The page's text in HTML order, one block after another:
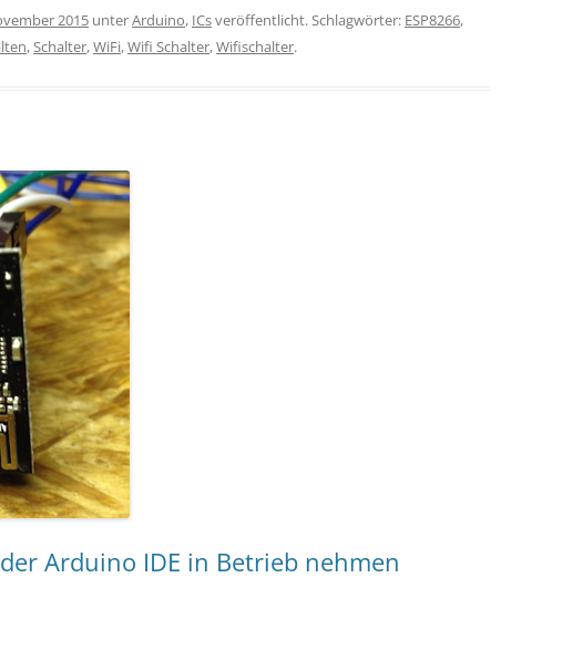
2015 unterArduino, ICsveröffentlicht. Schlagwörter: ESP8266,
,Schalter,WiFi,Wifi Schalter,Wifischalter.
Arduino IDE in Betrieb nehmen